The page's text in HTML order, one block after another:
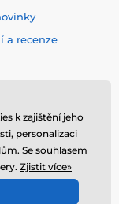
a recenze
k zajištění jeho
personalizaci
Se souhlasem
Zjistit více»